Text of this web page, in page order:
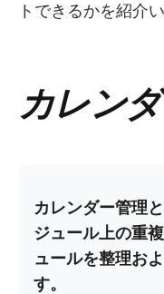
トできるかを紹介
カレン
カレンダー管理
ジュール上の重
ュールを整理お
す。